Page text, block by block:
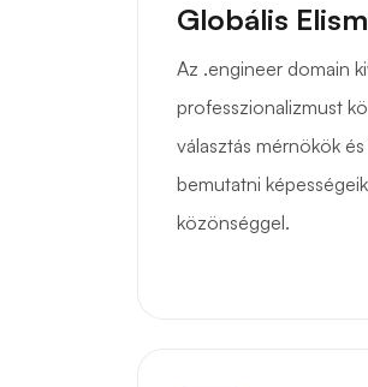
Globális
Az .engineer domain
professzionalizmust
választás mérnökök
bemutatni
közönséggel.